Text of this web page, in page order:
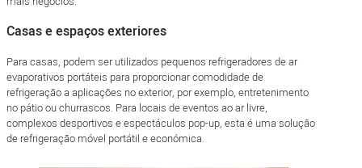
Casas e espaços exteriores
Para casas, podem ser utilizados pequenos refrigeradores de ar
evaporativos portáteis para proporcionar comodidade de
refrigeração a aplicações no exterior, por exemplo, entretenimento
no pátio ou churrascos. Para locais de eventos ao ar livre,
complexos desportivos e espectáculos pop-up, esta é uma solução
de refrigeração móvel portátil e económica.